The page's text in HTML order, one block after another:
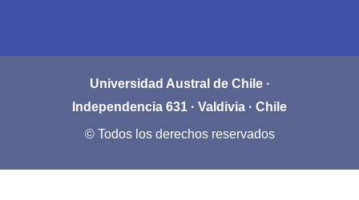
Universidad Austral de Chile ·
Independencia 631 · Valdivia · Chile
© Todos los derechos reservados